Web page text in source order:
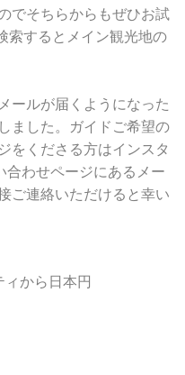
でそちらからもぜひお試
するとメイン観光地の
ールが届くようになった
ました。ガイドご希望の
をくださる方はインスタ
合わせページにあるメー
ご連絡いただけると幸い
ィから日本円